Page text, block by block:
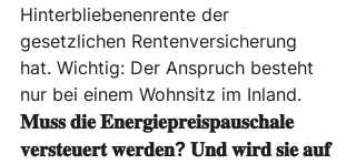
Hinterbliebenenrente der
gesetzlichen Rentenversicherung
hat. Wichtig: Der Anspruch besteht
nur bei einem Wohnsitz im Inland.
𝐌𝐮𝐬𝐬 𝐝𝐢𝐞 𝐄𝐧𝐞𝐫𝐠𝐢𝐞𝐩𝐫𝐞𝐢𝐬𝐩𝐚𝐮𝐬𝐜𝐡𝐚𝐥𝐞
𝐯𝐞𝐫𝐬𝐭𝐞𝐮𝐞𝐫𝐭 𝐰𝐞𝐫𝐝𝐞𝐧? 𝐔𝐧𝐝 𝐰𝐢𝐫𝐝 𝐬𝐢𝐞 𝐚𝐮𝐟